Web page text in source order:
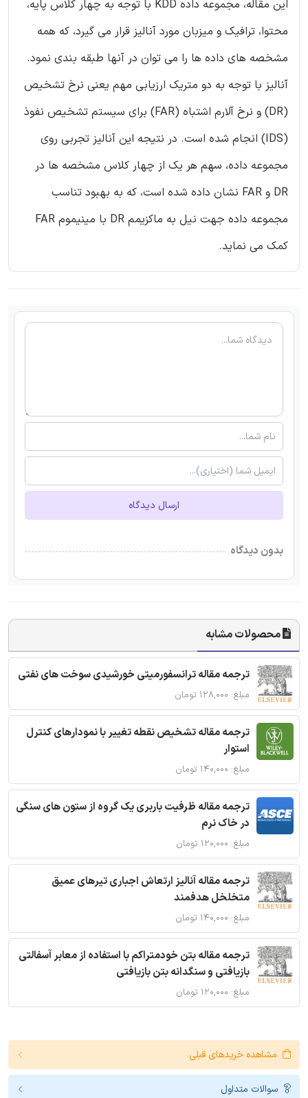
این مقاله، مجموعه داده KDD با توجه به چهار کلاس پایه،
محتوا، ترافیک و میزبان مورد آنالیز قرار می گیرد، که همه
مشخصه های داده ها را می توان در آنها طبقه بندی نمود.
آنالیز با توجه به دو متریک ارزیابی مهم یعنی نرخ تشخیص
(DR) و نرخ آلارم اشتباه (FAR) برای سیستم تشخیص نفوذ
(IDS) انجام شده است. در نتیجه این آنالیز تجربی روی
مجموعه داده، سهم هر یک از چهار کلاس مشخصه ها در
DR و FAR نشان داده شده است، که به بهبود تناسب
مجموعه داده جهت نیل به ماکزیمم DR با مینیموم FAR
کمک می نماید.
ارسال دیدگاه
بدون دیدگاه
محصولات مشابه
ترجمه مقاله ترانسفورمیتی خورشیدی سوخت های نفتی
مبلغ: ۱۲۸,۰۰۰ تومان
ترجمه مقاله تشخیص نقطه تغییر با نمودارهای کنترل
استوار
مبلغ: ۱۴۰,۰۰۰ تومان
ترجمه مقاله ظرفیت باربری یک گروه از ستون های سنگی
در خاک نرم
مبلغ: ۱۲۰,۰۰۰ تومان
ترجمه مقاله آنالیز ارتعاش اجباری تیرهای عمیق
متخلخل هدفمند
مبلغ: ۱۴۰,۰۰۰ تومان
ترجمه مقاله بتن خودمتراکم با استفاده از معابر آسفالتی
بازیافتی و سنگدانه بتن بازیافتی
مبلغ: ۱۲۰,۰۰۰ تومان
مشاهده خریدهای قبلی
سوالات متداول